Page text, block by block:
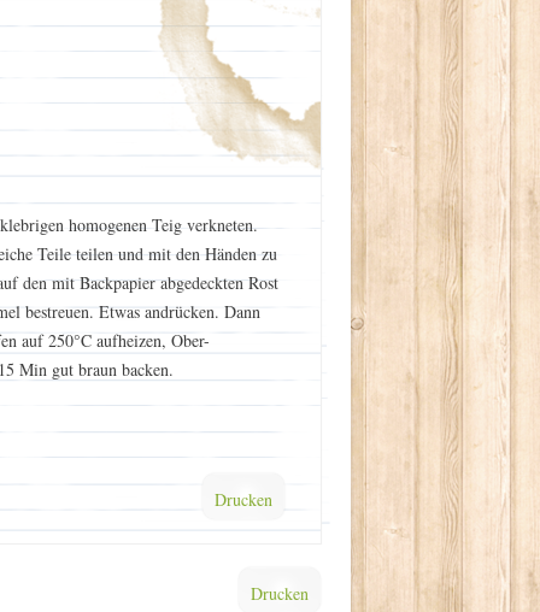
homogenen Teig verkneten.
Teile teilen und mit den Händen zu
den mit Backpapier abgedeckten Rost
bestreuen. Etwas andrücken. Dann
auf 250°C aufheizen, Ober-
Min gut braun backen.
Drucken
Drucken